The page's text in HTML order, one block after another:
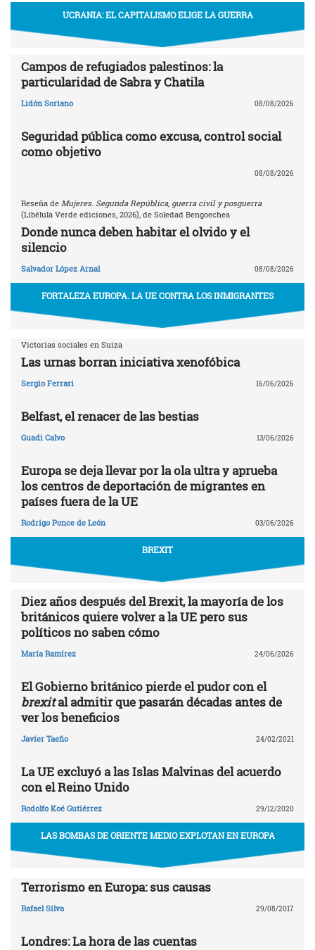
UCRANIA: EL CAPITALISMO ELIGE LA GUERRA
Campos de refugiados palestinos: la
particularidad de Sabra y Chatila
Lidón Soriano 08/08/2026
Seguridad pública como excusa, control social
como objetivo
08/08/2026
Reseña de Mujeres. Segunda República, guerra civil y posguerra
(Libélula Verde ediciones, 2026), de Soledad Bengoechea
Donde nunca deben habitar el olvido y el
silencio
Salvador López Arnal 08/08/2026
FORTALEZA EUROPA. LA UE CONTRA LOS INMIGRANTES
Victorias sociales en Suiza
Las urnas borran iniciativa xenofóbica
Sergio Ferrari 16/06/2026
Belfast, el renacer de las bestias
Guadi Calvo 13/06/2026
Europa se deja llevar por la ola ultra y aprueba
los centros de deportación de migrantes en
países fuera de la UE
Rodrigo Ponce de León 03/06/2026
BREXIT
Diez años después del Brexit, la mayoría de los
británicos quiere volver a la UE pero sus
políticos no saben cómo
María Ramírez 24/06/2026
El Gobierno británico pierde el pudor con el
brexital admitir que pasarán décadas antes de
ver los beneficios
Javier Taeño 24/02/2021
La UE excluyó a las Islas Malvinas del acuerdo
con el Reino Unido
Rodolfo Koé Gutiérrez 29/12/2020
LAS BOMBAS DE ORIENTE MEDIO EXPLOTAN EN EUROPA
Terrorismo en Europa: sus causas
Rafael Silva 29/08/2017
Londres: La hora de las cuentas